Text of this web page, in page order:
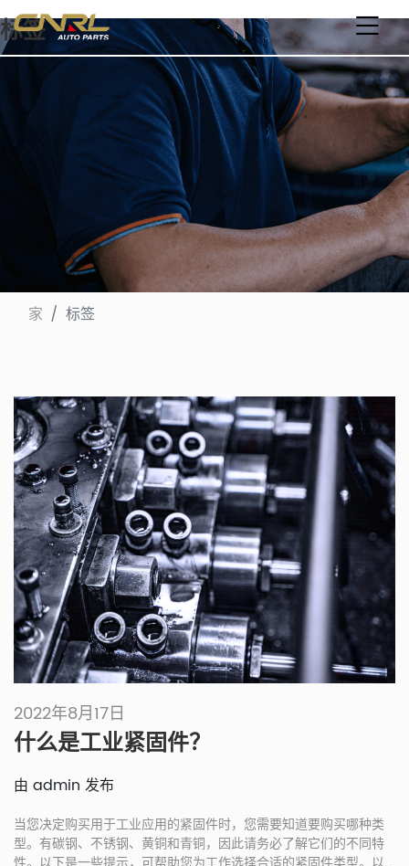
标签
家 标签
2022年8月17日
什么是工业紧固件？
由 admin 发布
当您决定购买用于工业应用的紧固件时，您需要知道要购买哪种类
型。有碳钢、不锈钢、黄铜和青铜，因此请务必了解它们的不同特